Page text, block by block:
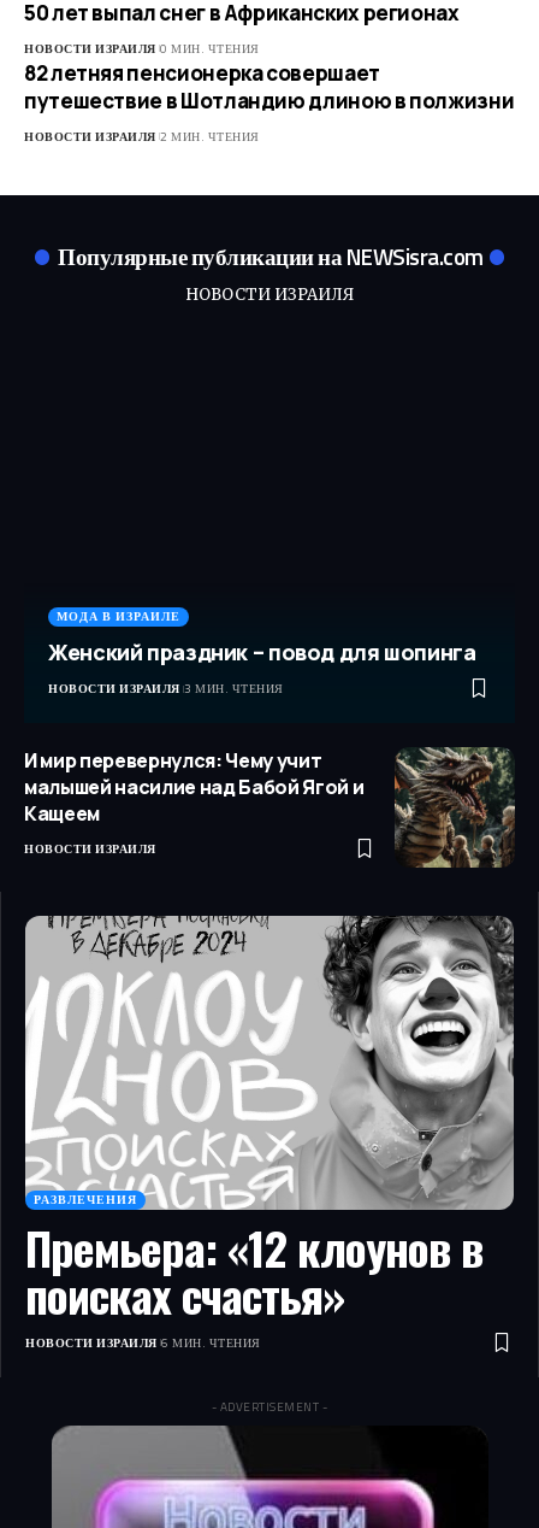
50 лет выпал снег в Африканских регионах
НОВОСТИ ИЗРАИЛЯ 0 МИН. ЧТЕНИЯ
82 летняя пенсионерка совершает
путешествие в Шотландию длиною в полжизни
НОВОСТИ ИЗРАИЛЯ 2 МИН. ЧТЕНИЯ
Популярные публикации на NEWSisra.com
НОВОСТИ ИЗРАИЛЯ
МОДА В ИЗРАИЛЕ
Женский праздник – повод для шопинга
НОВОСТИ ИЗРАИЛЯ 3 МИН. ЧТЕНИЯ
И мир перевернулся: Чему учит
малышей насилие над Бабой Ягой и
Кащеем
НОВОСТИ ИЗРАИЛЯ
РАЗВЛЕЧЕНИЯ
Премьера: «12 клоунов в
поисках счастья»
НОВОСТИ ИЗРАИЛЯ 6 МИН. ЧТЕНИЯ
- ADVERTISEMENT -